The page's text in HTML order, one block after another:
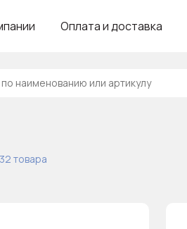
Оплата и доставка
товара